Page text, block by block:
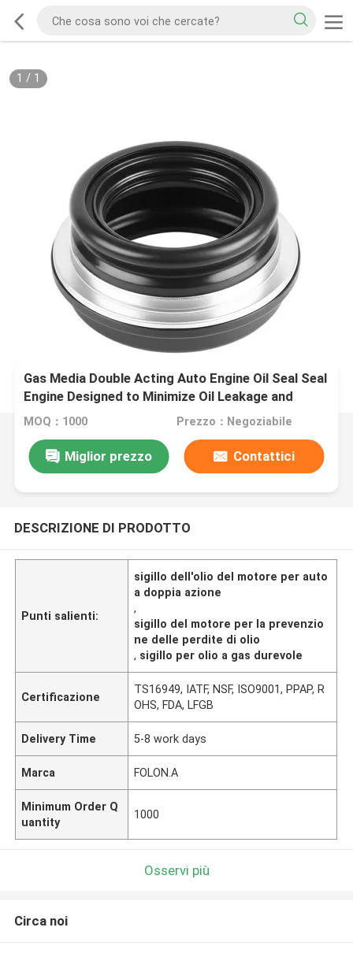
1 / 1
Gas Media Double Acting Auto Engine Oil Seal Seal
Engine Designed to Minimize Oil Leakage and
Maximize Engine Durability
MOQ：1000 Prezzo：Negoziabile
Miglior prezzo Contattici
DESCRIZIONE DI PRODOTTO
Punti salienti:
sigillo dell'olio del motore per auto
a doppia azione
,
sigillo del motore per la prevenzio
ne delle perdite di olio
, sigillo per olio a gas durevole
Certificazione
TS16949, IATF, NSF, ISO9001, PPAP, R
OHS, FDA, LFGB
Delivery Time 5-8 work days
Marca FOLON.A
Minimum Order Q
uantity
1000
Osservi più
Circa noi